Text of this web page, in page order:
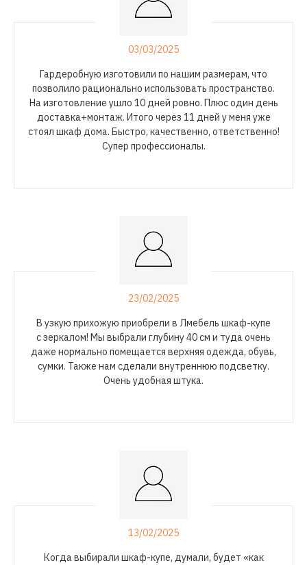
03/03/2025
Гардеробную изготовили по нашим размерам, что
позволило рационально использовать пространство.
На изготовление ушло 10 дней ровно. Плюс один день
доставка+монтаж. Итого через 11 дней у меня уже
стоял шкаф дома. Быстро, качественно, ответственно!
Супер профессионалы.
23/02/2025
В узкую прихожую приобрели в Лмебель шкаф-купе
с зеркалом! Мы выбрали глубину 40 см и туда очень
даже нормально помещается верхняя одежда, обувь,
сумки. Также нам сделали внутреннюю подсветку.
Очень удобная штука.
13/02/2025
Когда выбирали шкаф-купе, думали, будет «как